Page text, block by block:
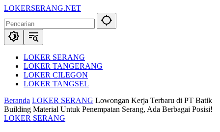
Langsung
konten
LOKERSERANG.NET
Lowongan
Kerja
Serang
SekitarnyaLOKER SERANG
LOKER TANGERANG
LOKER CILEGON
LOKER TANGSEL
Beranda LOKER SERANG Lowongan Kerja Terbaru di PT Batik
Building Material Untuk Penempatan Serang, Ada Berbagai Posisi!
LOKER SERANG